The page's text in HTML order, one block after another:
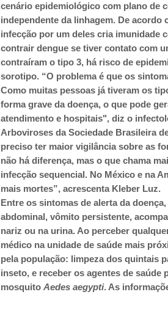
cenário epidemiológico com plano de
independente da linhagem. De
infecção por um deles cria imunidade
contrair dengue se tiver contato com
contraíram o tipo 3, há risco de
sorotipo. “O problema é que os
Como muitas pessoas já tiveram os
forma grave da doença, o que pode
atendimento e hospitais", diz o
Arboviroses da Sociedade Brasileira
preciso ter maior vigilância sobre as
não há diferença, mas o que chama
infecção sequencial. No México e na
mais mortes”, acrescenta Kleber Luz.
Entre os sintomas de alerta da
abdominal, vômito persistente,
nariz ou na urina. Ao perceber
médico na unidade de saúde mais
pela população: limpeza dos quintais
inseto, e receber os agentes de
mosquitoAedes aegypti. As